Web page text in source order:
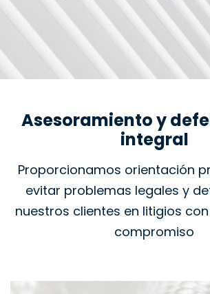
Asesoramiento y
integral
Proporcionamos orientación
evitar problemas legales y
nuestros clientes en litigios
compromiso